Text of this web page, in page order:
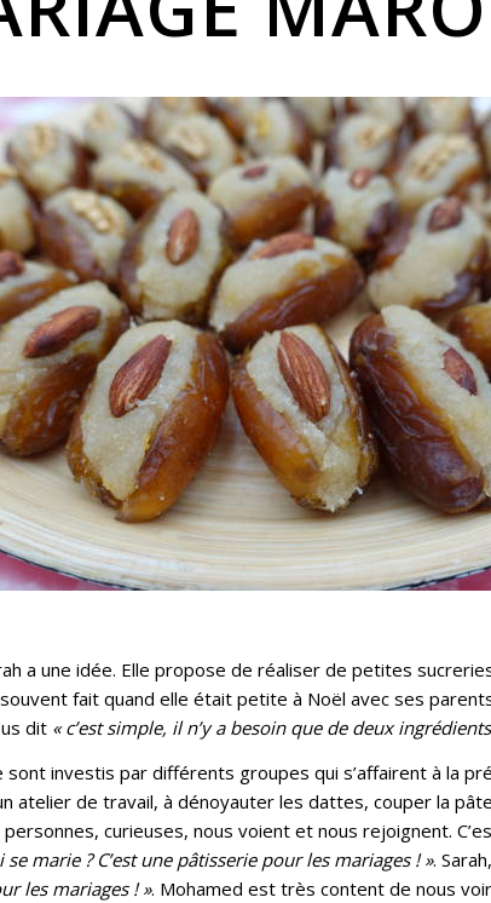
a une idée. Elle propose de réaliser de petites
fait quand elle était petite à Noël avec ses
dit « c’est simple, il n’y a besoin que de deux
sont investis par différents groupes qui s’affairent à la
atelier de travail, à dénoyauter les dattes, couper la
curieuses, nous voient et nous rejoignent.
marie ? C’est une pâtisserie pour les mariages ! ».
les mariages ! ». Mohamed est très content de nous